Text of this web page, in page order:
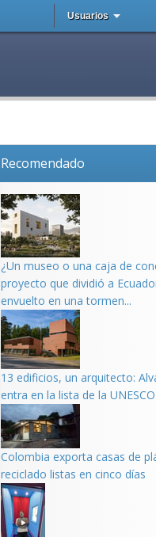
Usuarios
Recomendado
¿Un museo o una caja de
proyecto que dividió a
envuelto en una tormen...
13 edificios, un arquitecto:
entra en la lista de la UNESCO
Colombia exporta casas de
reciclado listas en cinco días